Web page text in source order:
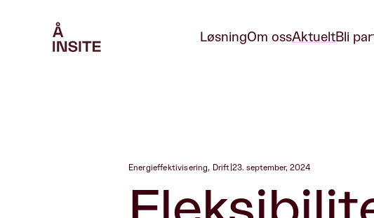
LøsningOm ossAktueltBli
Energieffektivisering, Drift 23. september, 2024